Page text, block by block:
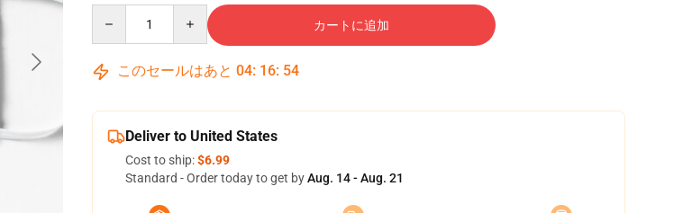
カートに追加
このセールはあと 04: 16: 54
Deliver to United States
Cost to ship:$6.99
Standard - Order today to get byAug. 14 - Aug. 21